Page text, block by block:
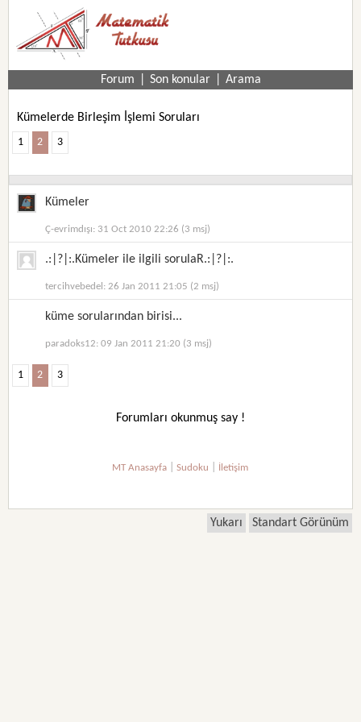
Forum Son konular Arama
Kümelerde Birleşim İşlemi Soruları
1 2 3
Kümeler
Ç-evrimdışı: 31 Oct 2010 22:26 (3 msj)
.:|?|:.Kümeler ile ilgili sorulaR.:|?|:.
tercihvebedel: 26 Jan 2011 21:05 (2 msj)
küme sorularından birisi...
paradoks12: 09 Jan 2011 21:20 (3 msj)
1 2 3
Forumları okunmuş say !
MT Anasayfa |Sudoku İletişim
Yukarı Standart Görünüm